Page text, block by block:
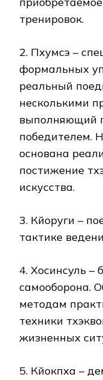
тренировок.
2. Пхумсэ –
формальных
реальный
несколькими
выполняющий
победителем.
основана
постижение
искусства.
3. Кйоруги –
тактике
4. Хосинсуль –
самооборона.
методам
техники
жизненных
5. Кйокпха –